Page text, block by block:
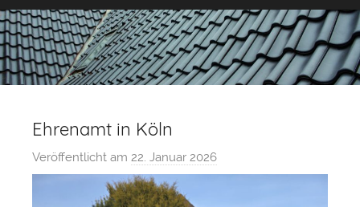
GmbH
&
KG
Ehrenamt in Köln
Veröffentlicht am 22. Januar 2026
o